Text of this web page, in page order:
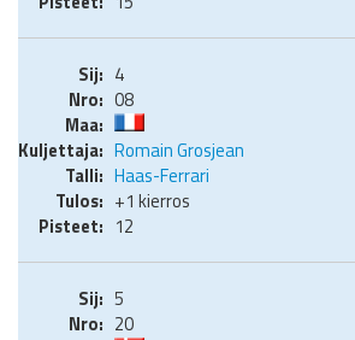
4
08
Romain Grosjean
Haas-Ferrari
+1 kierros
12
5
20